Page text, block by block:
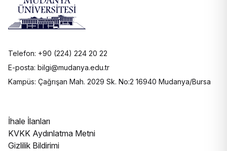
Telefon: +90 (224) 224 20 22
E-posta: bilgi@mudanya.edu.tr
Kampüs: Çağrışan Mah. 2029 Sk. No:2 16940 Mudanya/Bursa
İhale İlanları
KVKK Aydınlatma Metni
Gizlilik Bildirimi